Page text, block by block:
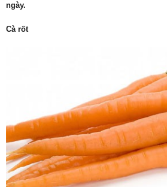
ngày.
Cà rốt